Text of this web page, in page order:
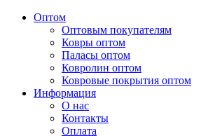
Оптом
Оптовым покупателям
Ковры оптом
Паласы оптом
Ковролин оптом
Ковровые покрытия оптом
Информация
О нас
Контакты
Оплата